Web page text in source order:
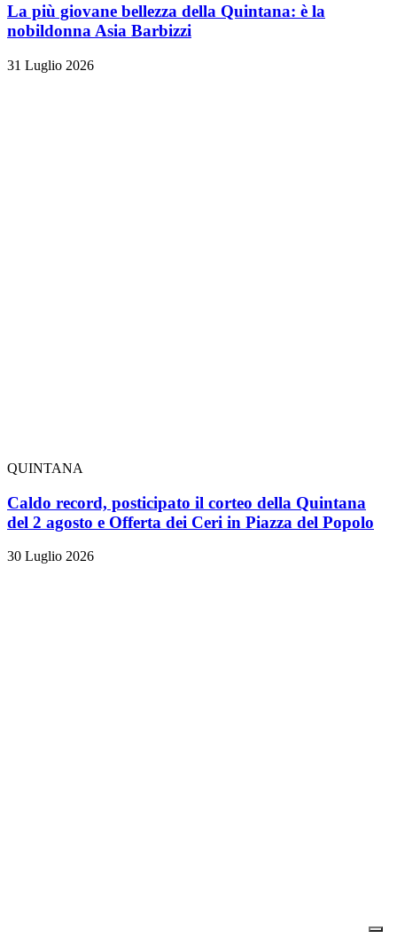
La più giovane bellezza della Quintana: è la
nobildonna Asia Barbizzi
31 Luglio 2026
QUINTANA
Caldo record, posticipato il corteo della Quintana
del 2 agosto e Offerta dei Ceri in Piazza del Popolo
30 Luglio 2026